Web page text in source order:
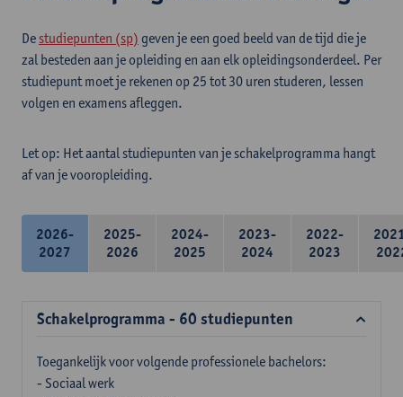
De studiepunten (sp) geven je een goed beeld van de tijd die je
zal besteden aan je opleiding en aan elk opleidingsonderdeel. Per
studiepunt moet je rekenen op 25 tot 30 uren studeren, lessen
volgen en examens afleggen.
Let op: Het aantal studiepunten van je schakelprogramma hangt
af van je vooropleiding.
2026-
2027
2025-
2026
2024-
2025
2023-
2024
2022-
2023
Schakelprogramma - 60 studiepunten
Toegankelijk voor volgende professionele bachelors:
- Sociaal werk